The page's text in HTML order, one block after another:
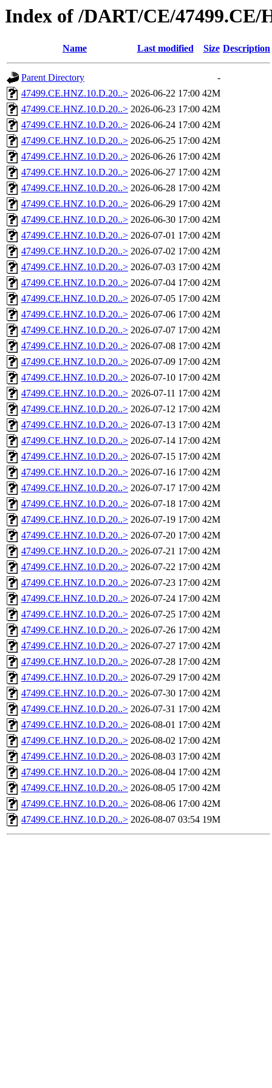
Index of /DART/CE/47499.CE/
Name Last modified Size Description
Parent Directory
-
47499.CE.HNZ.10.D.20..> 2026-06-22 17:00 42M
47499.CE.HNZ.10.D.20..> 2026-06-23 17:00 42M
47499.CE.HNZ.10.D.20..> 2026-06-24 17:00 42M
47499.CE.HNZ.10.D.20..> 2026-06-25 17:00 42M
47499.CE.HNZ.10.D.20..> 2026-06-26 17:00 42M
47499.CE.HNZ.10.D.20..> 2026-06-27 17:00 42M
47499.CE.HNZ.10.D.20..> 2026-06-28 17:00 42M
47499.CE.HNZ.10.D.20..> 2026-06-29 17:00 42M
47499.CE.HNZ.10.D.20..> 2026-06-30 17:00 42M
47499.CE.HNZ.10.D.20..> 2026-07-01 17:00 42M
47499.CE.HNZ.10.D.20..> 2026-07-02 17:00 42M
47499.CE.HNZ.10.D.20..> 2026-07-03 17:00 42M
47499.CE.HNZ.10.D.20..> 2026-07-04 17:00 42M
47499.CE.HNZ.10.D.20..> 2026-07-05 17:00 42M
47499.CE.HNZ.10.D.20..> 2026-07-06 17:00 42M
47499.CE.HNZ.10.D.20..> 2026-07-07 17:00 42M
47499.CE.HNZ.10.D.20..> 2026-07-08 17:00 42M
47499.CE.HNZ.10.D.20..> 2026-07-09 17:00 42M
47499.CE.HNZ.10.D.20..> 2026-07-10 17:00 42M
47499.CE.HNZ.10.D.20..> 2026-07-11 17:00 42M
47499.CE.HNZ.10.D.20..> 2026-07-12 17:00 42M
47499.CE.HNZ.10.D.20..> 2026-07-13 17:00 42M
47499.CE.HNZ.10.D.20..> 2026-07-14 17:00 42M
47499.CE.HNZ.10.D.20..> 2026-07-15 17:00 42M
47499.CE.HNZ.10.D.20..> 2026-07-16 17:00 42M
47499.CE.HNZ.10.D.20..> 2026-07-17 17:00 42M
47499.CE.HNZ.10.D.20..> 2026-07-18 17:00 42M
47499.CE.HNZ.10.D.20..> 2026-07-19 17:00 42M
47499.CE.HNZ.10.D.20..> 2026-07-20 17:00 42M
47499.CE.HNZ.10.D.20..> 2026-07-21 17:00 42M
47499.CE.HNZ.10.D.20..> 2026-07-22 17:00 42M
47499.CE.HNZ.10.D.20..> 2026-07-23 17:00 42M
47499.CE.HNZ.10.D.20..> 2026-07-24 17:00 42M
47499.CE.HNZ.10.D.20..> 2026-07-25 17:00 42M
47499.CE.HNZ.10.D.20..> 2026-07-26 17:00 42M
47499.CE.HNZ.10.D.20..> 2026-07-27 17:00 42M
47499.CE.HNZ.10.D.20..> 2026-07-28 17:00 42M
47499.CE.HNZ.10.D.20..> 2026-07-29 17:00 42M
47499.CE.HNZ.10.D.20..> 2026-07-30 17:00 42M
47499.CE.HNZ.10.D.20..> 2026-07-31 17:00 42M
47499.CE.HNZ.10.D.20..> 2026-08-01 17:00 42M
47499.CE.HNZ.10.D.20..> 2026-08-02 17:00 42M
47499.CE.HNZ.10.D.20..> 2026-08-03 17:00 42M
47499.CE.HNZ.10.D.20..> 2026-08-04 17:00 42M
47499.CE.HNZ.10.D.20..> 2026-08-05 17:00 42M
47499.CE.HNZ.10.D.20..> 2026-08-06 17:00 42M
47499.CE.HNZ.10.D.20..> 2026-08-07 03:54 19M